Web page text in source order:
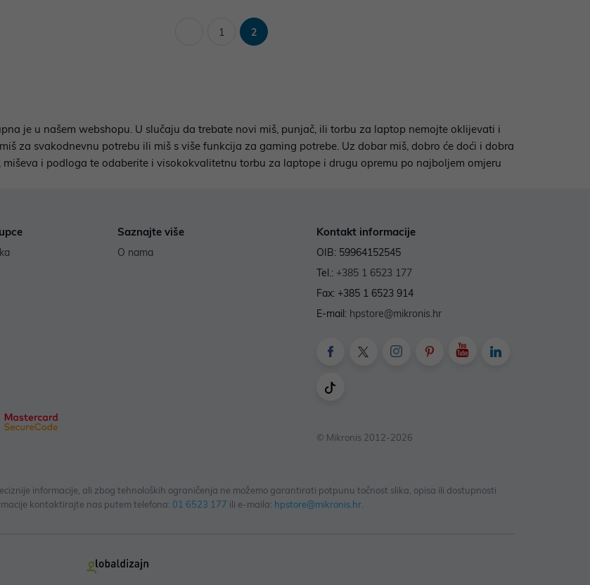
1 2
je u našem webshopu. U slučaju da trebate novi miš, punjač, ili torbu za laptop nemojte oklijevati i
za svakodnevnu potrebu ili miš s više funkcija za gaming potrebe. Uz dobar miš, dobro će doći i dobra
i podloga te odaberite i visokokvalitetnu torbu za laptope i drugu opremu po najboljem omjeru
Saznajte više
O nama
Kontakt informacije
OIB: 59964152545
Tel.: +385 1 6523 177
Fax: +385 1 6523 914
E-mail: hpstore@mikronis.hr
© Mikronis 2012-2026
informacije, ali zbog tehnoloških ograničenja ne možemo garantirati potpunu točnost slika, opisa ili dostupnosti
kontaktirajte nas putem telefona: 01 6523 177 ili e-maila: hpstore@mikronis.hr.